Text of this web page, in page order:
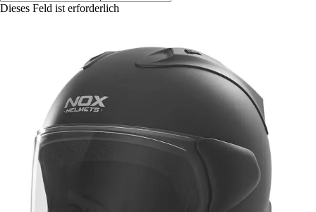
Dieses Feld ist erforderlich